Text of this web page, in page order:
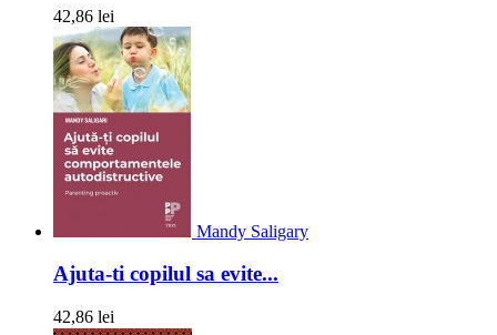
42,86 lei
Mandy Saligary
Ajuta-ti copilul sa evite...
42,86 lei